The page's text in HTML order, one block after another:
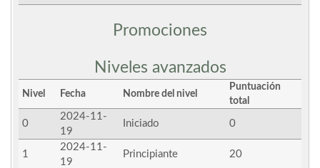
Promociones
Niveles avanzados
Nivel Fecha Nombre del nivel
Puntuación
total
0
2024-11-
19
Iniciado 0
1
2024-11-
19
Principiante 20